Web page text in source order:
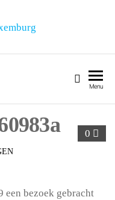
Menu
0
een bezoek gebracht